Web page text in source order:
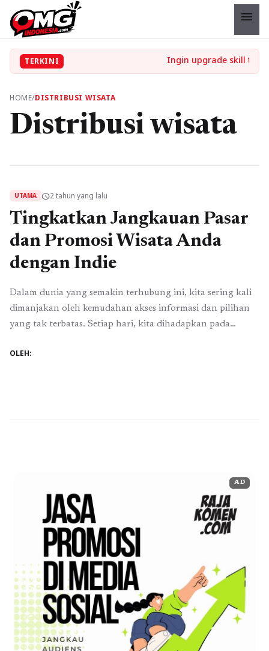
menu
TERKINI
HOME/DISTRIBUSI WISATA
Distribusi wisata
UTAMA schedule2 tahun yang lalu
Tingkatkan Jangkauan Pasar
dan Promosi Wisata Anda
dengan Indie
Dalam dunia yang semakin terhubung ini, kita sering kali
dimanjakan oleh kemudahan akses informasi dan pilihan
yang tak terbatas. Setiap hari, kita dihadapkan pada
wisata eksotis atau pengalaman perjalanan yang tak
OLEH:
AD